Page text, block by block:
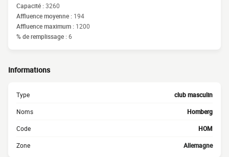
Capacité :3260
Affluence moyenne : 194
Affluence maximum : 1200
% de remplissage :6
Informations
Type club masculin
Noms Homberg
Code HOM
Zone Allemagne